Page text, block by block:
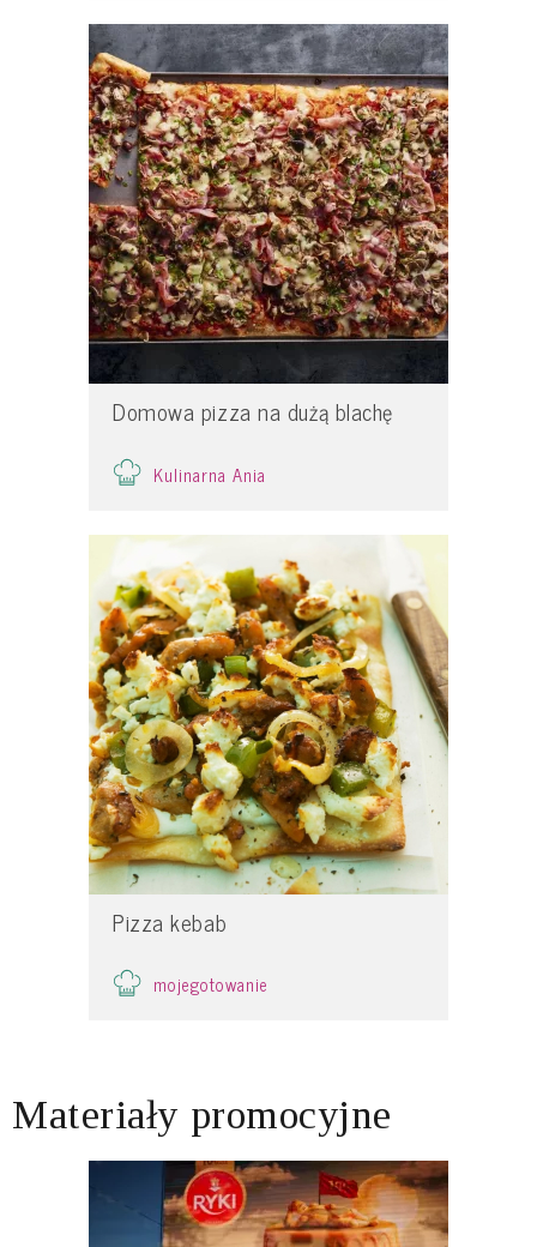
Domowa pizza na dużą blachę
Kulinarna Ania
Pizza kebab
mojegotowanie
Materiały promocyjne